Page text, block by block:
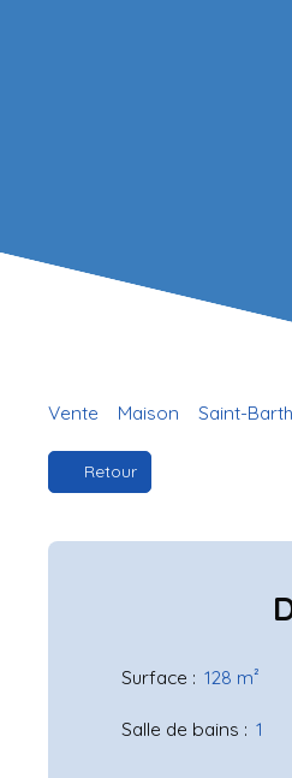
Vente Maison Saint-
Retour
Surface : 128 m²
Salle de bains : 1